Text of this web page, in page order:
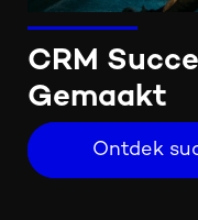
CRM
Gemaakt
Ontdek